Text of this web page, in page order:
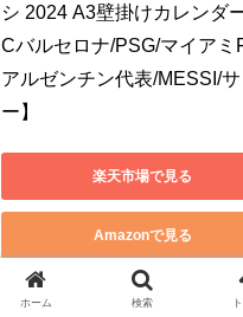
シ 2024 A3壁掛けカレンダ
Cバルセロナ/PSG/マイアミ
アルゼンチン代表/MESSI/サ
ー】
楽天市場で見る
Amazonで見る
ホーム 検索